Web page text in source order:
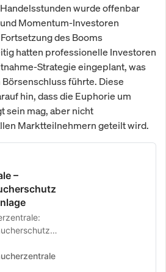
wurde offenbar
Momentum-Investoren
des Booms
hatten professionelle Investoren
Strategie eingeplant, was
führte. Diese
hin, dass die Euphorie um
sein mag, aber nicht
Marktteilnehmern geteilt wird.
–